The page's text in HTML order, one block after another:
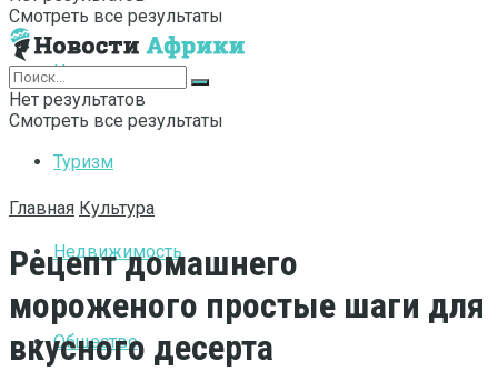
Интернет
Туризм
Недвижимость
Общество
Смотреть все результаты
Нет результатов
Смотреть все результаты
Главная Культура
Рецепт домашнего
мороженого простые шаги для
вкусного десерта